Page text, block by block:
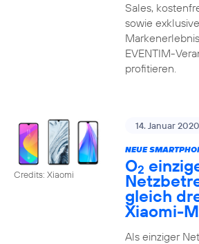
Sales,
sowie
EVENTIM-
profitieren.
Credits: Xiaomi
14. Januar 2020
NEUE
O2
gleich
Xiaomi-
Als einziger